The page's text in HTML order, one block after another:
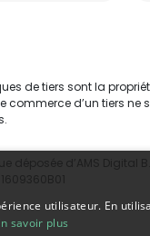
de tiers sont la
d’un tiers ne
utilisateur. En
savoir plus